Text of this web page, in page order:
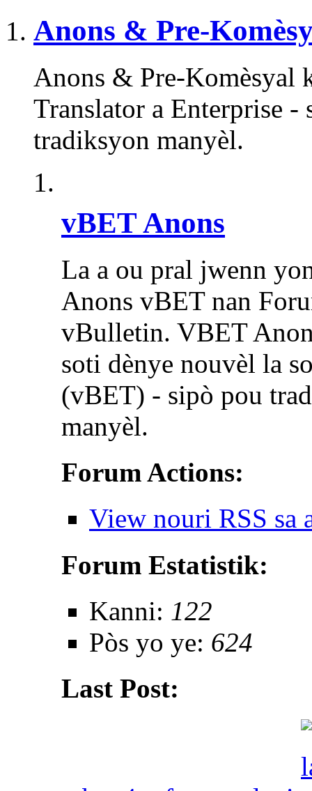
Anons & Pre-
Anons & Pre-Komèsyal
Translator a Enterprise
tradiksyon manyèl.
vBET Anons
La a ou pral jwenn
Anons vBET nan
vBulletin. VBET
soti dènye nouvèl la
(vBET) - sipò pou
manyèl.
Forum Actions:
View nouri RSS sa
Forum Estatistik:
Kanni: 122
Pòs yo ye: 624
Last Post: